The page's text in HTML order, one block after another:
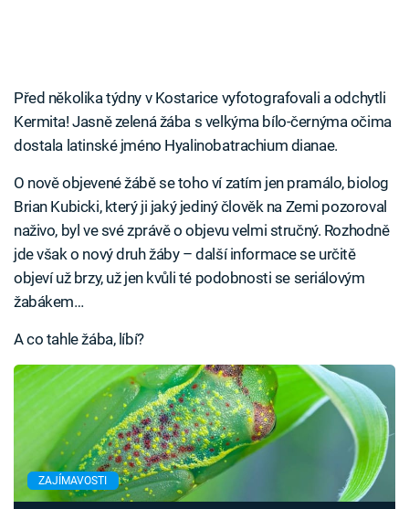
Před několika týdny v Kostarice vyfotografovali a odchytli
Kermita! Jasně zelená žába s velkýma bílo-černýma očima
dostala latinské jméno Hyalinobatrachium dianae.
O nově objevené žábě se toho ví zatím jen pramálo, biolog
Brian Kubicki, který ji jaký jediný člověk na Zemi pozoroval
naživo, byl ve své zprávě o objevu velmi stručný. Rozhodně
jde však o nový druh žáby – další informace se určitě
objeví už brzy, už jen kvůli té podobnosti se seriálovým
žabákem…
A co tahle žába, líbí?
ZAJÍMAVOSTI